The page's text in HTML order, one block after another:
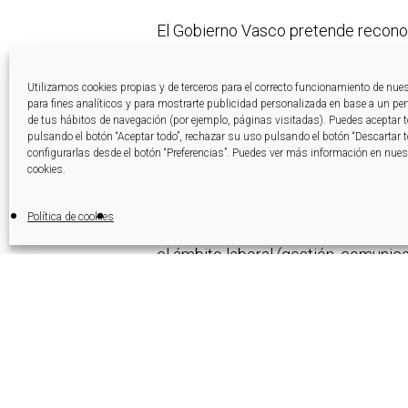
Utilizamos cookies propias y de terceros para el correcto funcionamiento de
para fines analíticos y para mostrarte publicidad personalizada en base a un
de tus hábitos de navegación (por ejemplo, páginas visitadas). Puedes aceptar
pulsando el botón “Aceptar todo”, rechazar su uso pulsando el botón “Descartar
configurarlas desde el botón “Preferencias”. Puedes ver más información en
cookies.
Política de cookies
El Gobierno Vasco pretende
evolución del euskera en la
Tres niveles
el ámbito laboral (gestión,